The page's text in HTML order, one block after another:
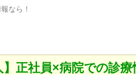
なら！
】正社員×病院での診